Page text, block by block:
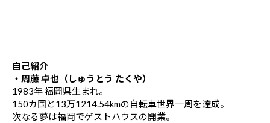
自己紹介
・周藤 卓也（しゅうとう たくや）
1983年 福岡県生まれ。
150カ国と13万1214.54kmの自転車世界一周を達成。
次なる夢は福岡でゲストハウスの開業。